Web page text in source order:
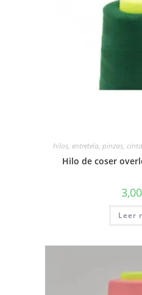
hilos, entretela, pinzas,
Hilo de coser
3,00
Leer